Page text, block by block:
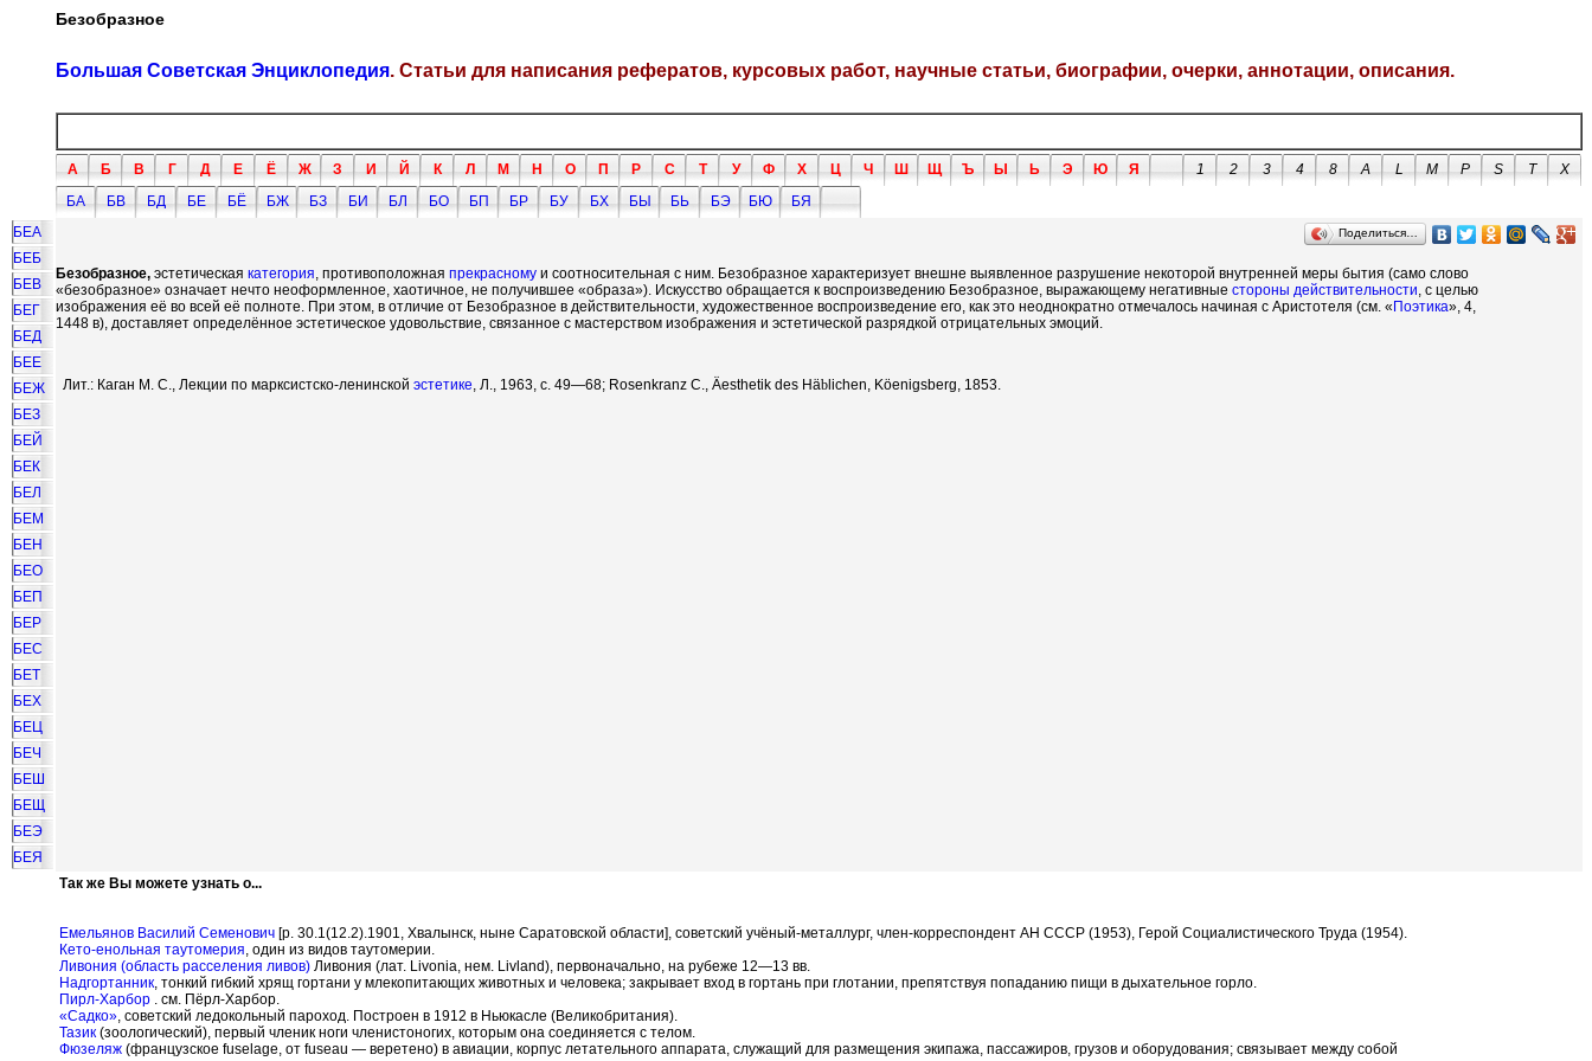
Безобразное
Большая Советская Энциклопедия. Статьи для написания рефератов, курсовых работ, научные статьи, биографии, очерки, аннотации, описания.
А Б В Г Д Е Ё Ж З И Й К Л М Н О П Р С Т У Ф Х Ц Ч Ш Щ Ъ Ы Ь Э Ю Я 1 2 3 4 8 A L M P S T
X
БА
БВ БД БЕ БЁ БЖ БЗ БИ БЛ БО БП БР БУ БХ БЫ БЬ БЭ БЮ
БЯ
БЕА
БЕБ
БЕВ
БЕГ
БЕД
БЕЕ
БЕЖ
БЕЗ
БЕЙ
БЕК
БЕЛ
БЕМ
БЕН
БЕО
БЕП
БЕР
БЕС
БЕТ
БЕХ
БЕЦ
БЕЧ
БЕШ
БЕЩ
БЕЭ
БЕЯ
Поделиться…
Безобразное, эстетическая категория, противоположная прекрасному и соотносительная с ним. Безобразное характеризует внешне выявленное разрушение некоторой внутренней меры бытия (само слово
«безобразное» означает нечто неоформленное, хаотичное, не получившее «образа»). Искусство обращается к воспроизведению Безобразное, выражающему негативные стороны действительности, с целью
изображения её во всей её полноте. При этом, в отличие от Безобразное в действительности, художественное воспроизведение его, как это неоднократно отмечалось начиная с Аристотеля (см. « Поэтика», 4,
1448 в), доставляет определённое эстетическое удовольствие, связанное с мастерством изображения и эстетической разрядкой отрицательных эмоций.
Лит.: Каган М. С., Лекции по марксистско-ленинской эстетике, Л., 1963, с. 49—68; Rosenkranz С., Äesthetik des Häb lichen, Köenigsberg, 1853.
Так же Вы можете узнать о...
Емельянов Василий Семенович [р. 30.1(12.2).1901, Хвалынск, ныне Саратовской области], советский учёный-металлург, член-корреспондент АН СССР (1953), Герой Социалистического Труда (1954).
Кето-енольная таутомерия, один из видов таутомерии.
Ливония (область расселения ливов) Ливония (лат. Livonia, нем. Livland), первоначально, на рубеже 12—13 вв.
Надгортанник, тонкий гибкий хрящ гортани у млекопитающих животных и человека; закрывает вход в гортань при глотании, препятствуя попаданию пищи в дыхательное горло.
Пирл-Харбор . см. Пёрл-Харбор.
«Садко», советский ледокольный пароход. Построен в 1912 в Ньюкасле (Великобритания).
Тазик (зоологический), первый членик ноги членистоногих, которым она соединяется с телом.
Фюзеляж (французское fuselage, от fuseau — веретено) в авиации, корпус летательного аппарата, служащий для размещения экипажа, пассажиров, грузов и оборудования; связывает между собой